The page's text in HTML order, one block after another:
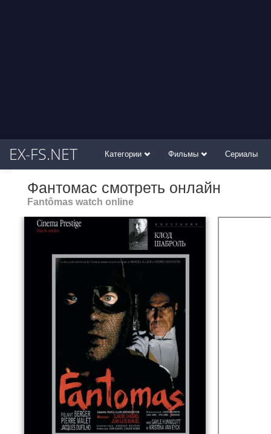
EX-FS.NET Категории Фильмы Сериалы
Фантомас смотреть онлайн
Fantômas watch online